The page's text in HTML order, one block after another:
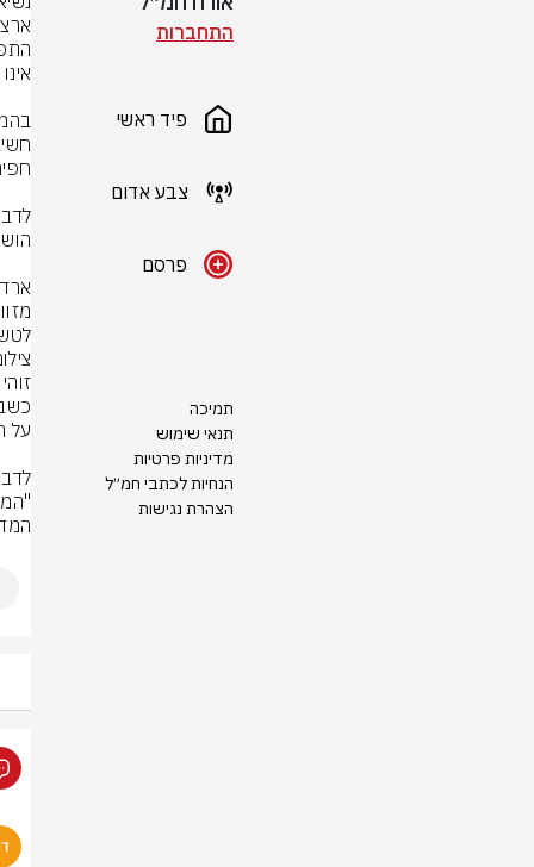
התחברות
פיד ראשי
צבע אדום
פרסם
תמיכה
תנאי שימוש
מדיניות פרטיות
הנחיות לכתבי חמ״ל
הצהרת נגישות